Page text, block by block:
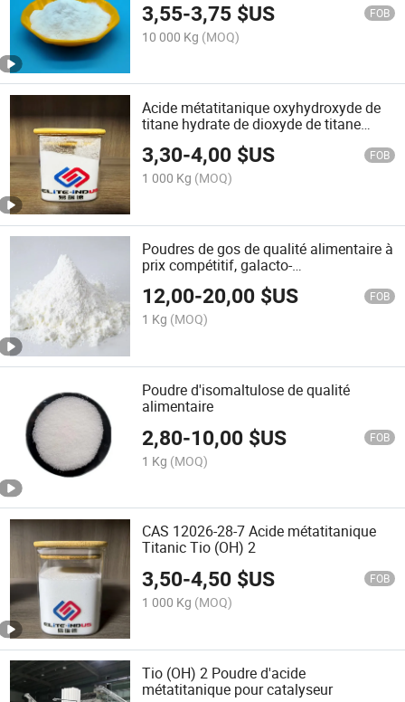
3,55-3,75 $US FOB
10 000 Kg (MOQ)
Acide métatitanique oxyhydroxyde de
titane hydrate de dioxyde de titane
3,30-4,00 $US FOB
1 000 Kg (MOQ)
Poudres de gos de qualité alimentaire à
prix compétitif, galacto-
oligosaccharides, additifs alimentaires
12,00-20,00 $US FOB
1 Kg (MOQ)
Poudre d'isomaltulose de qualité
alimentaire
2,80-10,00 $US FOB
1 Kg (MOQ)
CAS 12026-28-7 Acide métatitanique
Titanic Tio (OH) 2
3,50-4,50 $US FOB
1 000 Kg (MOQ)
Tio (OH) 2 Poudre d'acide
métatitanique pour catalyseur